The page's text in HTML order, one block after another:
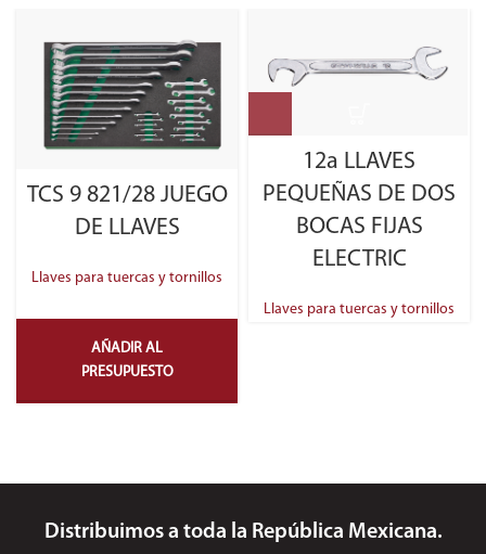
TCS 9 821/28 JUEGO
DE LLAVES
Llaves para tuercas y tornillos
AÑADIR AL
PRESUPUESTO
12a LLAVES
PEQUEÑAS DE DOS
BOCAS FIJAS
ELECTRIC
Llaves para tuercas y tornillos
Distribuimos a toda la República Mexicana.